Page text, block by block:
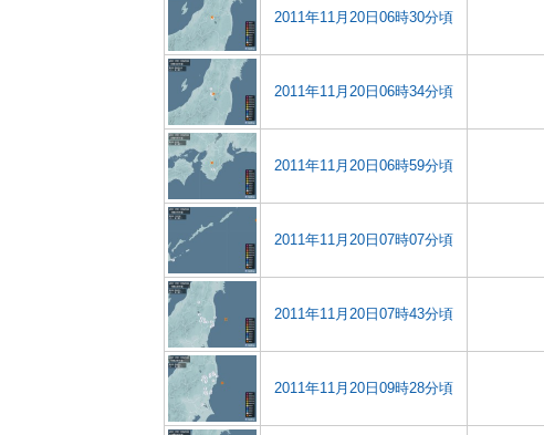
2011年11月20日06時30分頃
2011年11月20日06時34分頃
2011年11月20日06時59分頃
2011年11月20日07時07分頃
2011年11月20日07時43分頃
2011年11月20日09時28分頃